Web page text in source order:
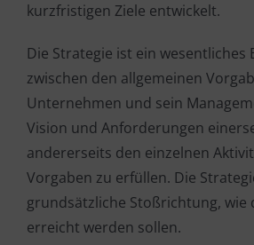
kurzfristigen Ziele entwickelt.
Die Strategie ist ein wesentliches
zwischen den allgemeinen
Unternehmen und sein
Vision und Anforderungen
andererseits den einzelnen
Vorgaben zu erfüllen. Die
grundsätzliche Stoßrichtung, wie
erreicht werden sollen.